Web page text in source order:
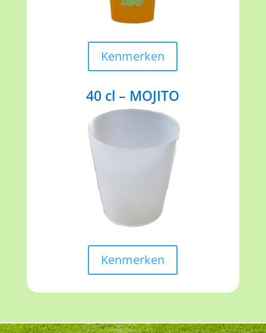
Kenmerken
40 cl – MOJITO
Kenmerken